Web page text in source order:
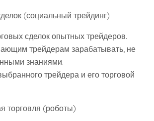
(социальный трейдинг)
сделок опытных трейдеров.
трейдерам зарабатывать, не
знаниями.
трейдера и его торговой
торговля (роботы)